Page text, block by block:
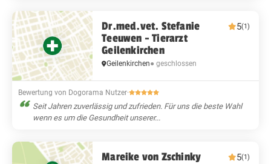
Dr.med.vet. Stefanie
Teeuwen - Tierarzt
Geilenkirchen
5(1)
Geilenkirchen● geschlossen
Bewertung von Dogorama Nutzer·
Seit Jahren zuverlässig und zufrieden. Für uns die beste Wahl
wenn es um die Gesundheit unserer...
Mareike von Zschinky 5(1)